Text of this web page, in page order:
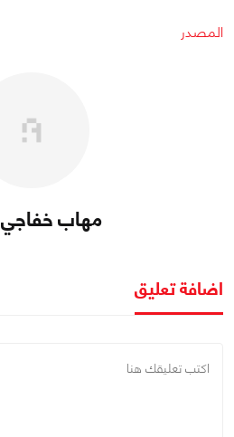
المصدر
مهاب خفاجي
اضافة تعليق